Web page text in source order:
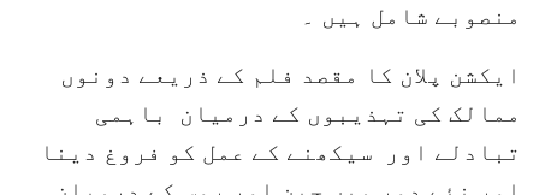
منصوبے شامل ہیں ۔
ایکشن پلان کا مقصد فلم کے ذریعے دونوں
ممالک کی تہذیبوں کے درمیان باہمی
تبادلے اور سیکھنے کے عمل کو فروغ دینا